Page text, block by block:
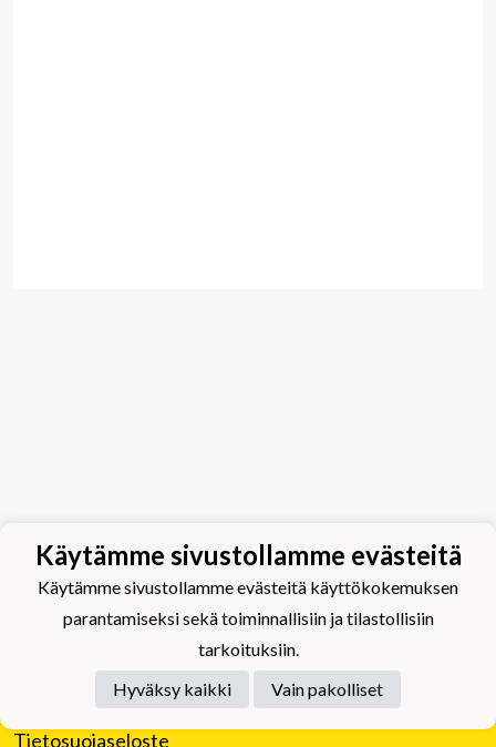
Tietosuojaseloste
Käytämme sivustollamme evästeitä
Käytämme sivustollamme evästeitä käyttökokemuksen
parantamiseksi sekä toiminnallisiin ja tilastollisiin
tarkoituksiin.
Hyväksy kaikki
Vain pakolliset